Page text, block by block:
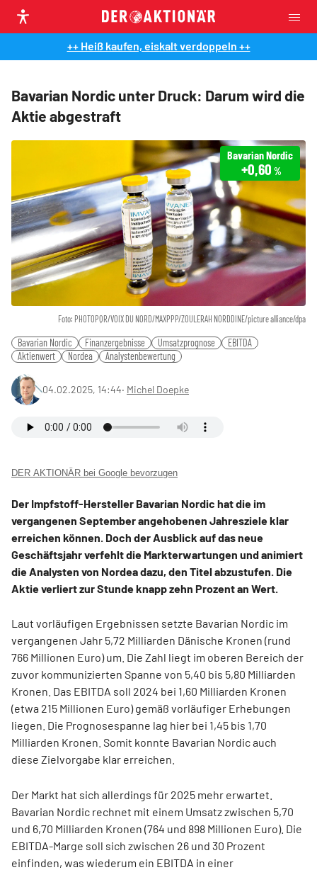
++ Heiß kaufen, eiskalt verdoppeln ++
Bavarian Nordic unter Druck: Darum wird die
Aktie abgestraft
Foto: PHOTOPQR/VOIX DU NORD/MAXPPP/ZOULERAH NORDDINE/picture alliance/dpa
Bavarian Nordic
+0,60 %
Bavarian Nordic Finanzergebnisse Umsatzprognose
EBITDA
Aktienwert
Nordea Analystenbewertung
04.02.2025, 14:44‧ Michel Doepke
DER AKTIONÄR bei Google bevorzugen
Der Impfstoff-Hersteller Bavarian Nordic hat die im
vergangenen September angehobenen Jahresziele klar
erreichen können. Doch der Ausblick auf das neue
Geschäftsjahr verfehlt die Markterwartungen und animiert
die Analysten von Nordea dazu, den Titel abzustufen. Die
Aktie verliert zur Stunde knapp zehn Prozent an Wert.
Laut vorläufigen Ergebnissen setzte Bavarian Nordic im
vergangenen Jahr 5,72 Milliarden Dänische Kronen (rund
766 Millionen Euro) um. Die Zahl liegt im oberen Bereich der
zuvor kommunizierten Spanne von 5,40 bis 5,80 Milliarden
Kronen. Das EBITDA soll 2024 bei 1,60 Milliarden Kronen
(etwa 215 Millionen Euro) gemäß vorläufiger Erhebungen
liegen. Die Prognosespanne lag hier bei 1,45 bis 1,70
Milliarden Kronen. Somit konnte Bavarian Nordic auch
diese Zielvorgabe klar erreichen.
Der Markt hat sich allerdings für 2025 mehr erwartet.
Bavarian Nordic rechnet mit einem Umsatz zwischen 5,70
und 6,70 Milliarden Kronen (764 und 898 Millionen Euro). Die
EBITDA-Marge soll sich zwischen 26 und 30 Prozent
einfinden, was wiederum ein EBITDA in einer